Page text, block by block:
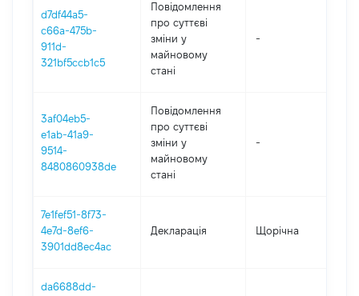
d7df44a5-
c66a-475b-
911d-
321bf5ccb1c5
Повідомлення
про суттєві
зміни y
майновому
стані
-
3af04eb5-
e1ab-41a9-
9514-
8480860938de
Повідомлення
про суттєві
зміни y
майновому
стані
-
7e1fef51-8f73-
4e7d-8ef6-
3901dd8ec4ac
Декларація Щорічна
da6688dd-